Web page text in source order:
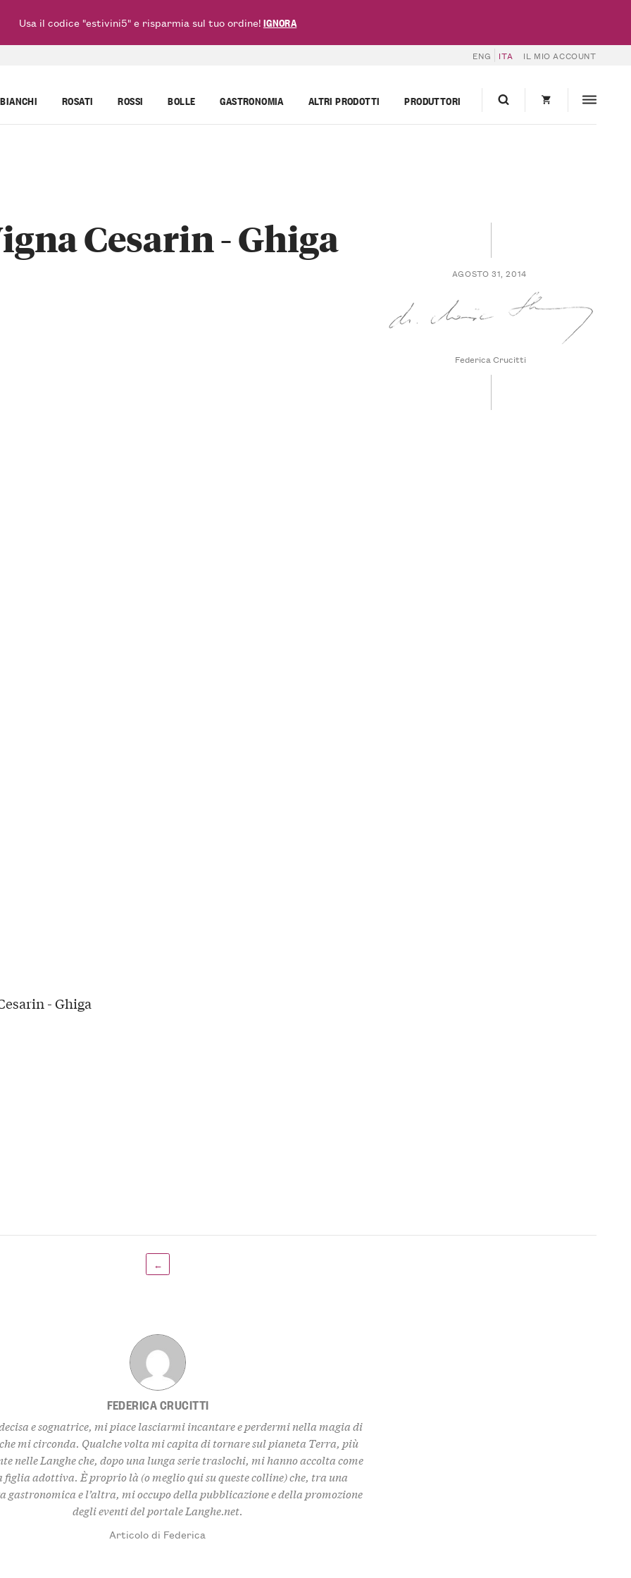
ENG ITA IL MIO ACCOUNT
BIANCHI ROSATI ROSSI BOLLE GASTRONOMIA ALTRI PRODOTTI PRODUTTORI
Cesarin - Ghiga
AGOSTO 31, 2014
Federica Crucitti
←
FEDERICA CRUCITTI
e sognatrice, mi piace lasciarmi incantare e perdermi nella magia di
mi circonda. Qualche volta mi capita di tornare sul pianeta Terra, più
nelle Langhe che, dopo una lunga serie traslochi, mi hanno accolta come
figlia adottiva. È proprio là (o meglio qui su queste colline) che, tra una
gastronomica e l’altra, mi occupo della pubblicazione e della promozione
degli eventi del portale Langhe.net.
Articolo di Federica
Usa il codice "estivini5" e risparmia sul tuo ordine!IGNORA